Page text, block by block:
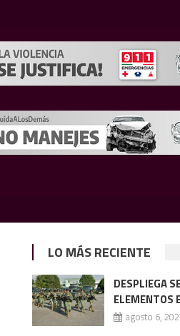
LO MÁS RECIENTE
DESPLIEGA
ELEMENTOS
agosto 6,